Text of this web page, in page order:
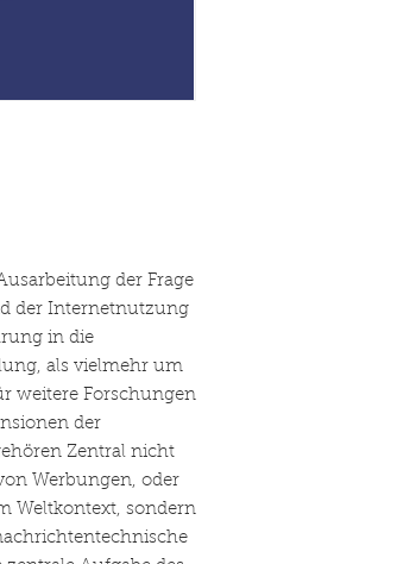
der Frage
der Internetnutzung
in die
als vielmehr um
weitere Forschungen
der
Zentral nicht
Werbungen, oder
Weltkontext, sondern